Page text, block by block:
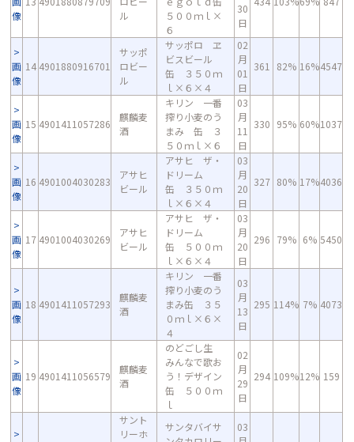
像
ル
５００ｍｌ×
６
30
日
画
像
14 4901880916701
サッポ
ロビー
ル
サッポロ ヱ
ビスビール
缶 ３５０ｍ
ｌ×６×４
02
月
01
日
361 82% 16%4547
画
像
15 4901411057286
麒麟麦
酒
キリン 一番
搾り小麦のう
まみ 缶 ３
５０ｍｌ×６
03
月
11
日
330 95% 60%1037
画
像
16 4901004030283
アサヒ
ビール
アサヒ ザ・
ドリーム
缶 ３５０ｍ
ｌ×６×４
03
月
20
日
327 80% 17%4036
画
像
17 4901004030269
アサヒ
ビール
アサヒ ザ・
ドリーム
缶 ５００ｍ
ｌ×６×４
03
月
20
日
296 79% 6% 5450
画
像
18 4901411057293
麒麟麦
酒
キリン 一番
搾り小麦のう
まみ缶 ３５
０ｍｌ×６×
４
03
月
13
日
295 114% 7% 4073
画
像
19 4901411056579
麒麟麦
酒
のどごし生
みんなで歌お
う！デザイン
缶 ５００ｍ
ｌ
02
月
29
日
294 109%12% 159
サント
リーホ
サンタバイサ
03